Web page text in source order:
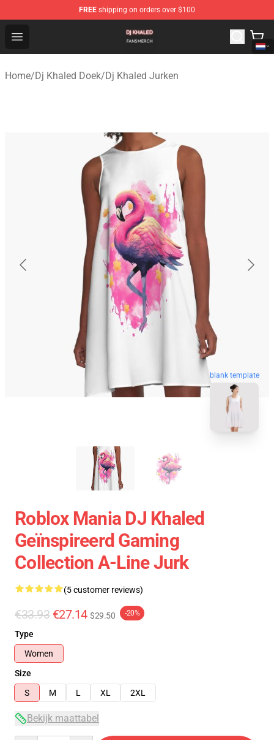
FREE shipping on orders over $100
Open menu
Dj Khaled Shop - Official Dj Khaled Merchandise Store
Home/Dj Khaled Doek/Dj Khaled Jurken
blank template
Roblox Mania DJ Khaled
Geïnspireerd Gaming
Collection A-Line Jurk
(5 customer reviews)
€33.93 €27.14 $29.50 -20%
Type
Women
Size
S
M L XL 2XL
Bekijk maattabel